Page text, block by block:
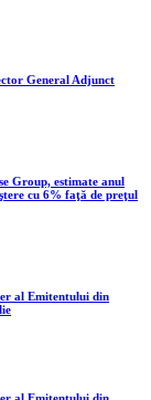
General Adjunct
Group, estimate anul
cu 6% faţă de preţul
al Emitentului din